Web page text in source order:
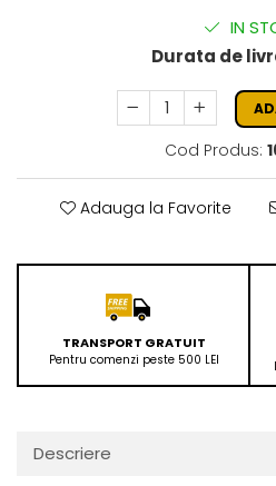
IN
Durata de
Cod Produs:
Adauga la Favorite
TRANSPORT GRATUIT
Pentru comenzi peste 500 LEI
Descriere